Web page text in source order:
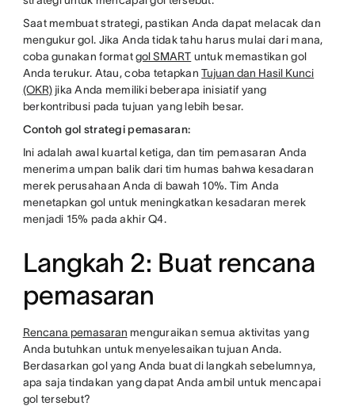
Saat membuat strategi, pastikan Anda dapat melacak dan
mengukur gol. Jika Anda tidak tahu harus mulai dari mana,
coba gunakan formatgol SMART untuk memastikan gol
Anda terukur. Atau, coba tetapkanTujuan dan Hasil Kunci
(OKR)jika Anda memiliki beberapa inisiatif yang
berkontribusi pada tujuan yang lebih besar.
Contoh gol strategi pemasaran:
Ini adalah awal kuartal ketiga, dan tim pemasaran Anda
menerima umpan balik dari tim humas bahwa kesadaran
merek perusahaan Anda di bawah 10%. Tim Anda
menetapkan gol untuk meningkatkan kesadaran merek
menjadi 15% pada akhir Q4.
Langkah 2: Buat rencana
pemasaran
Rencana pemasaran menguraikan semua aktivitas yang
Anda butuhkan untuk menyelesaikan tujuan Anda.
Berdasarkan gol yang Anda buat di langkah sebelumnya,
apa saja tindakan yang dapat Anda ambil untuk mencapai
gol tersebut?